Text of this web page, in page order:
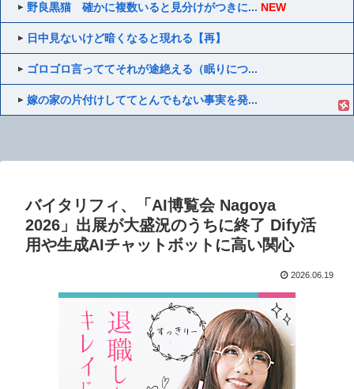
野良黒猫 確かに複数いると見分けがつきに... NEW
日中見ないけど暗くなると現れる【再】
ゴロゴロ言っててそれが途絶える（眠りにつ...
嫁の家の片付けしててとんでもない事実を発...
バイタリフィ、「AI博覧会 Nagoya
2026」出展が大盛況のうちに終了 Dify活
用や生成AIチャットボットに高い関心
2026.06.19